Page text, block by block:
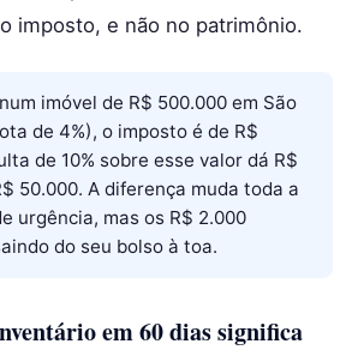
imposto, e não no patrimônio.
num imóvel de R$ 500.000 em São
de 4%), o imposto é de R$
de 10% sobre esse valor dá R$
50.000. A diferença muda toda a
urgência, mas os R$ 2.000
do seu bolso à toa.
em 60 dias significa